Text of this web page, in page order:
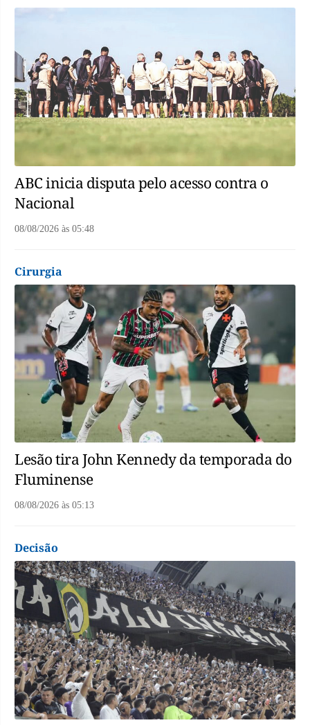
ABC inicia disputa pelo acesso contra o
Nacional
08/08/2026 às 05:48
Cirurgia
Lesão tira John Kennedy da temporada do
Fluminense
08/08/2026 às 05:13
Decisão